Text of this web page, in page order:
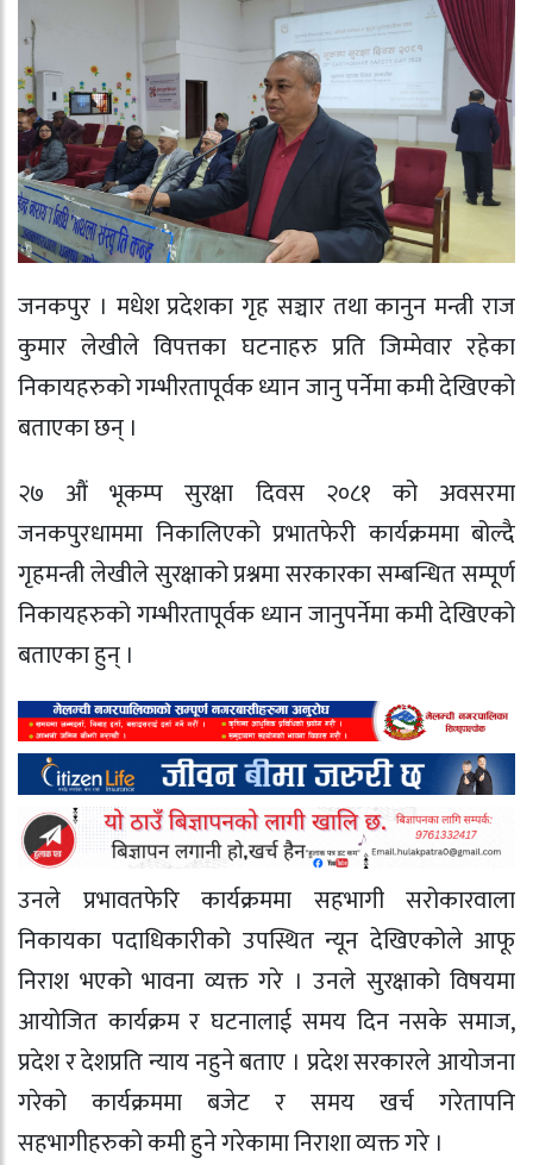
जनकपुर । मधेश प्रदेशका गृह सञ्चार तथा कानुन मन्त्री राज
कुमार लेखीले विपत्तका घटनाहरु प्रति जिम्मेवार रहेका
निकायहरुको गम्भीरतापूर्वक ध्यान जानु पर्नेमा कमी देखिएको
बताएका छन् ।
२७ औं भूकम्प सुरक्षा दिवस २०८१ को अवसरमा
जनकपुरधाममा निकालिएको प्रभातफेरी कार्यक्रममा बोल्दै
गृहमन्त्री लेखीले सुरक्षाको प्रश्नमा सरकारका सम्बन्धित सम्पूर्ण
निकायहरुको गम्भीरतापूर्वक ध्यान जानुपर्नेमा कमी देखिएको
बताएका हुन् ।
उनले प्रभावतफेरि कार्यक्रममा सहभागी सरोकारवाला
निकायका पदाधिकारीको उपस्थित न्यून देखिएकोले आफू
निराश भएको भावना व्यक्त गरे । उनले सुरक्षाको विषयमा
आयोजित कार्यक्रम र घटनालाई समय दिन नसके समाज,
प्रदेश र देशप्रति न्याय नहुने बताए । प्रदेश सरकारले आयोजना
गरेको कार्यक्रममा बजेट र समय खर्च गरेतापनि
सहभागीहरुको कमी हुने गरेकामा निराशा व्यक्त गरे ।